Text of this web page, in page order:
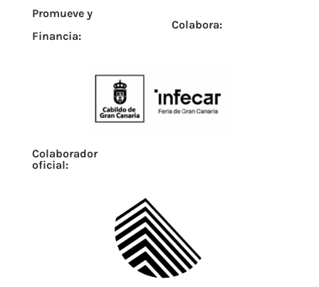
Promueve y
Colabora:
Financia:
Colaborador
oficial: